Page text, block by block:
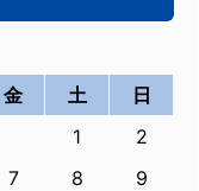
金 土
日
1
2
7 8
9